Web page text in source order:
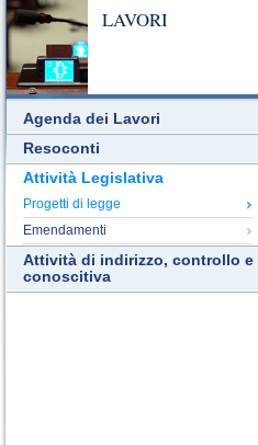
LAVORI
Agenda dei Lavori
Resoconti
Attività Legislativa
Progetti di legge
Emendamenti
Attività di indirizzo, controllo e
conoscitiva